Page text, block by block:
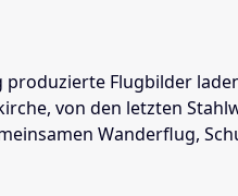
Flugbilder
von den letzten
Wanderflug,